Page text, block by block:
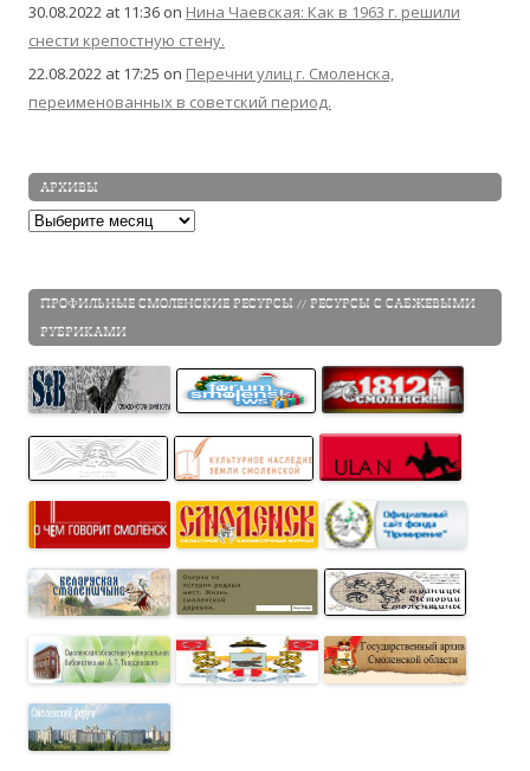
30.08.2022 at 11:36 on Нина Чаевская: Как в 1963 г. решили
снести крепостную стену.
22.08.2022 at 17:25 on Перечни улиц г. Смоленска,
переименованных в советский период.
АРХИВЫ
Архивы
ПРОФИЛЬНЫЕ СМОЛЕНСКИЕ РЕСУРСЫ // РЕСУРСЫ С САБЖЕВЫМИ
РУБРИКАМИ